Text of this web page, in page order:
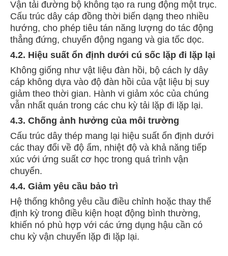
Vận tải đường bộ không tạo ra rung động một trục.
Cấu trúc dây cáp đồng thời biến dạng theo nhiều
hướng, cho phép tiêu tán năng lượng do tác động
thẳng đứng, chuyển động ngang và gia tốc dọc.
4.2. Hiệu suất ổn định dưới cú sốc lặp đi lặp lại
Không giống như vật liệu đàn hồi, bộ cách ly dây
cáp không dựa vào độ đàn hồi của vật liệu bị suy
giảm theo thời gian. Hành vi giảm xóc của chúng
vẫn nhất quán trong các chu kỳ tải lặp đi lặp lại.
4.3. Chống ảnh hưởng của môi trường
Cấu trúc dây thép mang lại hiệu suất ổn định dưới
các thay đổi về độ ẩm, nhiệt độ và khả năng tiếp
xúc với ứng suất cơ học trong quá trình vận
chuyển.
4.4. Giảm yêu cầu bảo trì
Hệ thống không yêu cầu điều chỉnh hoặc thay thế
định kỳ trong điều kiện hoạt động bình thường,
khiến nó phù hợp với các ứng dụng hậu cần có
chu kỳ vận chuyển lặp đi lặp lại.